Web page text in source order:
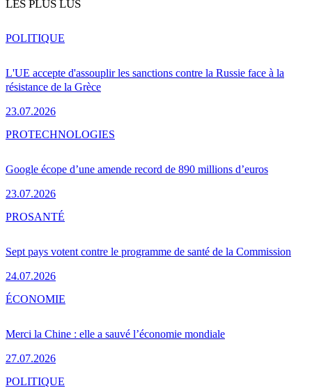
LES PLUS LUS
L'UE accepte d'assouplir les sanctions contre la Russie face à la
résistance de la Grèce
23.07.2026
POLITIQUE
Google écope d’une amende record de 890 millions d’euros
23.07.2026
PROTECHNOLOGIES
Sept pays votent contre le programme de santé de la Commission
24.07.2026
PROSANTÉ
Merci la Chine : elle a sauvé l’économie mondiale
27.07.2026
ÉCONOMIE
POLITIQUE